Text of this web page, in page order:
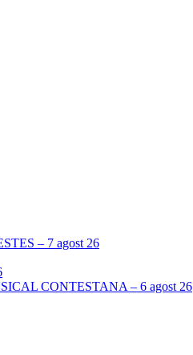
– 7 agost 26
CONTESTANA – 6 agost 26